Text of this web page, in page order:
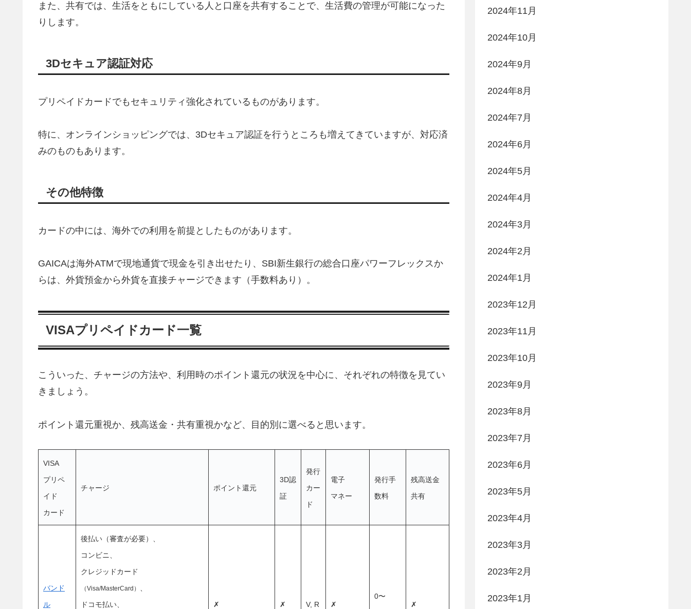
また、共有では、生活をともにしている人と口座を共有することで、生活費の管理が可能になった
りします。
3Dセキュア認証対応
プリペイドカードでもセキュリティ強化されているものがあります。
特に、オンラインショッピングでは、3Dセキュア認証を行うところも増えてきていますが、対応済
みのものもあります。
その他特徴
カードの中には、海外での利用を前提としたものがあります。
GAICAは海外ATMで現地通貨で現金を引き出せたり、SBI新生銀行の総合口座パワーフレックスか
らは、外貨預金から外貨を直接チャージできます（手数料あり）。
VISAプリペイドカード一覧
こういった、チャージの方法や、利用時のポイント還元の状況を中心に、それぞれの特徴を見てい
きましょう。
ポイント還元重視か、残高送金・共有重視かなど、目的別に選べると思います。
VISA
プリペ
イド
カード
チャージ ポイント還元
3D認
証
発行
カー
ド
電子
マネー
発行手
数料
残高送金
共有
バンド
ル
後払い（審査が必要）、
コンビニ、
クレジッドカード
（Visa/MasterCard）
ドコモ払い、
✗ ✗ V, R ✗
0〜
✗
2024年11月
2024年10月
2024年9月
2024年8月
2024年7月
2024年6月
2024年5月
2024年4月
2024年3月
2024年2月
2024年1月
2023年12月
2023年11月
2023年10月
2023年9月
2023年8月
2023年7月
2023年6月
2023年5月
2023年4月
2023年3月
2023年2月
2023年1月